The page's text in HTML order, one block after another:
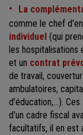
La
comme le chef
individuel (qui
les hospitalisations
et un contrat
de travail,
ambulatoires,
d'éducation,...).
d'un cadre fiscal
facultatifs, il en est